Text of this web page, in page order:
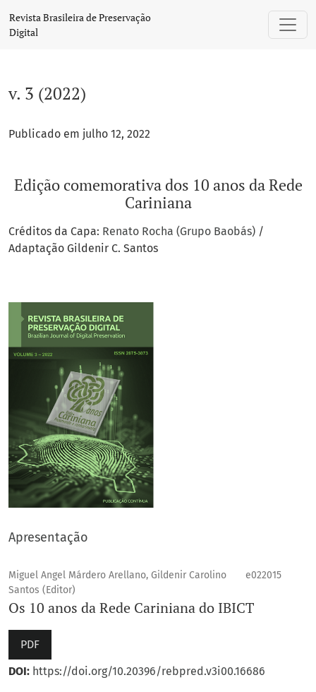
v. 3 (2022): Edição comemorativa dos 10 anos da Rede
Revista Brasileira de Preservação
Digital
v. 3 (2022)
Publicado em julho 12, 2022
Edição comemorativa dos 10 anos da Rede
Cariniana
Créditos da Capa: Renato Rocha (Grupo Baobás) /
Adaptação Gildenir C. Santos
Apresentação
Miguel Angel Márdero Arellano, Gildenir Carolino
Santos (Editor)
e022015
Os 10 anos da Rede Cariniana do IBICT
PDF
DOI: https://doi.org/10.20396/rebpred.v3i00.16686